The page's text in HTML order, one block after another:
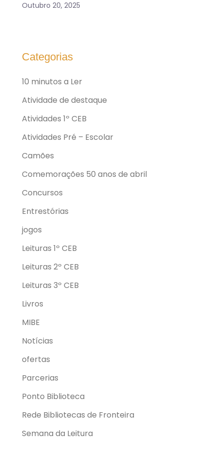
Outubro 20, 2025
Categorias
10 minutos a Ler
Atividade de destaque
Atividades 1º CEB
Atividades Pré – Escolar
Camões
Comemorações 50 anos de abril
Concursos
Entrestórias
jogos
Leituras 1º CEB
Leituras 2º CEB
Leituras 3º CEB
Livros
MIBE
Notícias
ofertas
Parcerias
Ponto Biblioteca
Rede Bibliotecas de Fronteira
Semana da Leitura